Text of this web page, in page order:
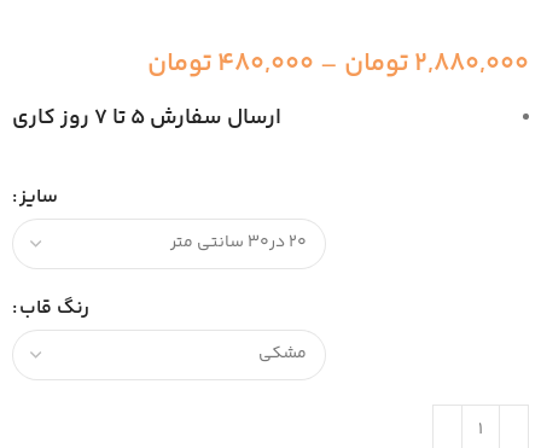
2,880,000تومان –
480,000تومان
ارسال سفارش 5 تا 7 روز کاری
سایز
رنگ قاب